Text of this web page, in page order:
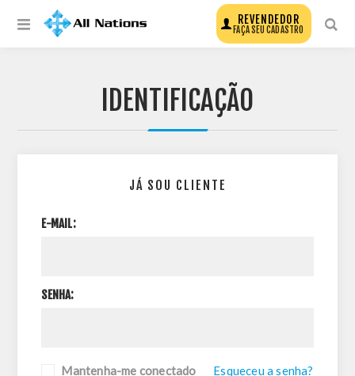
REVENDEDOR
FAÇA SEU CADASTRO
IDENTIFICAÇÃO
JÁ SOU CLIENTE
E-MAIL:
SENHA:
Mantenha-me conectado Esqueceu a senha?